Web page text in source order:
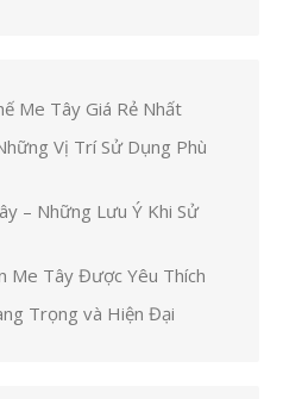
Me Tây Giá Rẻ Nhất
Vị Trí Sử Dụng Phù
– Những Lưu Ý Khi Sử
Me Tây Được Yêu Thích
Trọng và Hiện Đại